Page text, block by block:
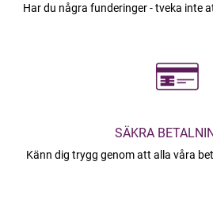
Har du några funderinger - tveka inte
SÄKRA
Känn dig trygg genom att alla våra